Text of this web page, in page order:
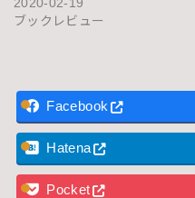
2020-02-19
ブックレビュー
Facebook
Hatena
Pocket